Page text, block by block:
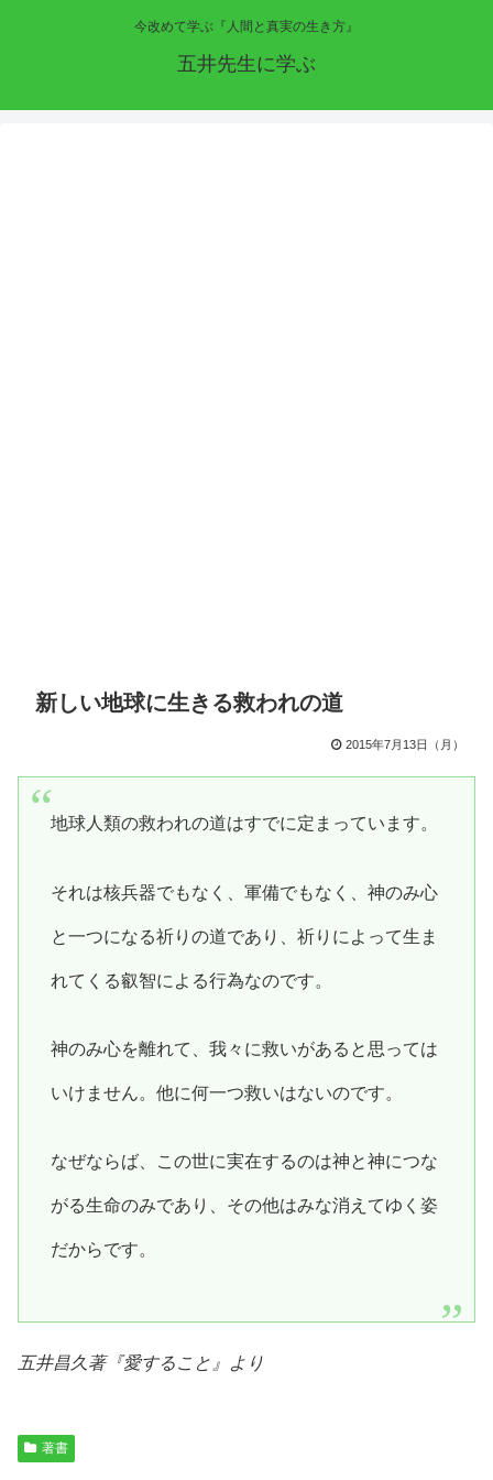
今改めて学ぶ『人間と真実の生き方』
五井先生に学ぶ
新しい地球に生きる救われの道
2015年7月13日（月）
地球人類の救われの道はすでに定まっています。
それは核兵器でもなく、軍備でもなく、神のみ心
と一つになる祈りの道であり、祈りによって生ま
れてくる叡智による行為なのです。
神のみ心を離れて、我々に救いがあると思っては
いけません。他に何一つ救いはないのです。
なぜならば、この世に実在するのは神と神につな
がる生命のみであり、その他はみな消えてゆく姿
だからです。
五井昌久著『愛すること 』より
著書